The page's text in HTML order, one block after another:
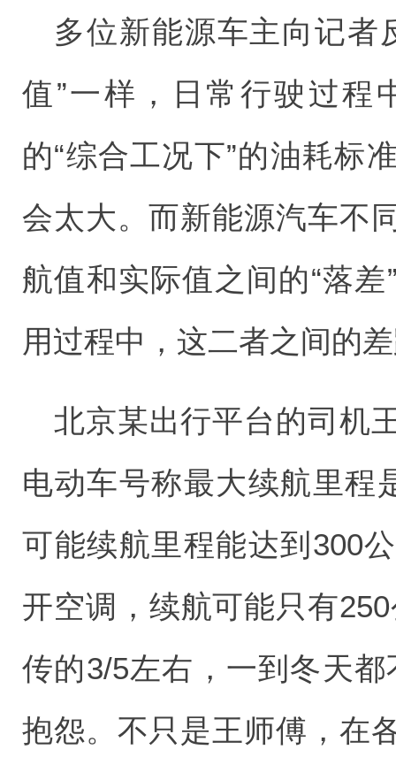
多位新能源车主向记者
值”一样，日常行驶过程
的“综合工况下”的油耗标
会太大。而新能源汽车不
航值和实际值之间的“落
用过程中，这二者之间的
北京某出行平台的司机
电动车号称最大续航里程
可能续航里程能达到300
开空调，续航可能只有
传的3/5左右，一到冬天
抱怨。不只是王师傅，在